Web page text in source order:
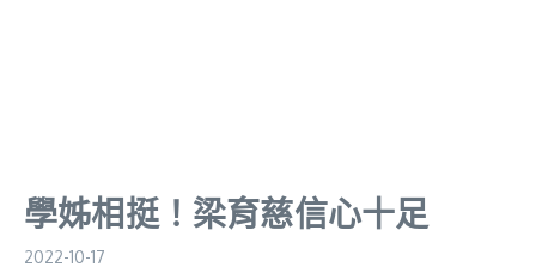
學姊相挺！梁育慈信心十足
2022-10-17